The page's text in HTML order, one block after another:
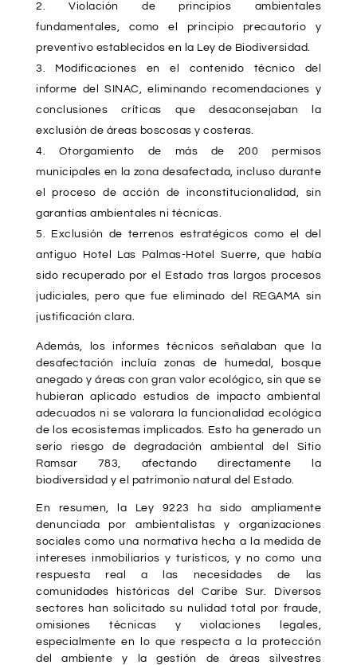
Violación de principios ambientales
fundamentales, como el principio precautorio y
preventivo establecidos en la Ley de Biodiversidad.
Modificaciones en el contenido técnico del
informe del SINAC, eliminando recomendaciones y
conclusiones críticas que desaconsejaban la
exclusión de áreas boscosas y costeras.
Otorgamiento de más de 200 permisos
municipales en la zona desafectada, incluso durante
el proceso de acción de inconstitucionalidad, sin
garantías ambientales ni técnicas.
Exclusión de terrenos estratégicos como el del
antiguo Hotel Las Palmas-Hotel Suerre, que había
sido recuperado por el Estado tras largos procesos
judiciales, pero que fue eliminado del REGAMA sin
justificación clara.
Además, los informes técnicos señalaban que la
desafectación incluía zonas de humedal, bosque
anegado y áreas con gran valor ecológico, sin que se
hubieran aplicado estudios de impacto ambiental
adecuados ni se valorara la funcionalidad ecológica
de los ecosistemas implicados. Esto ha generado un
serio riesgo de degradación ambiental del Sitio
Ramsar 783, afectando directamente la
biodiversidad y el patrimonio natural del Estado.
En resumen, la Ley 9223 ha sido ampliamente
denunciada por ambientalistas y organizaciones
sociales como una normativa hecha a la medida de
intereses inmobiliarios y turísticos, y no como una
respuesta real a las necesidades de las
comunidades históricas del Caribe Sur. Diversos
sectores han solicitado su nulidad total por fraude,
omisiones técnicas y violaciones legales,
especialmente en lo que respecta a la protección
del ambiente y la gestión de áreas silvestres